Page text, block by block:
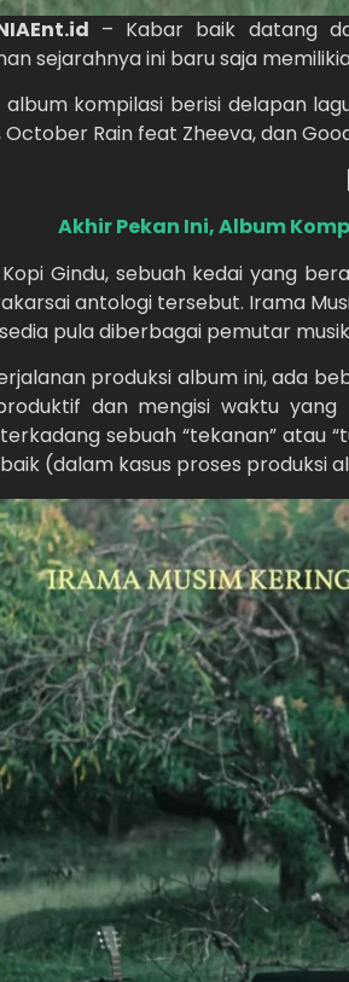
– Kabar baik datang
sejarahnya ini baru saja
album kompilasi berisi delapan
October Rain feat Zheeva, dan
Akhir Pekan Ini, Album
Gindu, sebuah kedai yang
antologi tersebut. Irama
pula diberbagai pemutar
produksi album ini, ada
dan mengisi waktu yang
sebuah “tekanan” atau
(dalam kasus proses produksi